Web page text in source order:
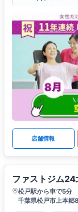
店舗情報
ファストジム24
松戸駅から車で5分
千葉県松戸市上本